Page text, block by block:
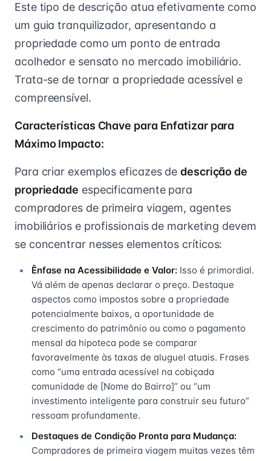
Este tipo de descrição atua efetivamente como
um guia tranquilizador, apresentando a
propriedade como um ponto de entrada
acolhedor e sensato no mercado imobiliário.
Trata-se de tornar a propriedade acessível e
compreensível.
Características Chave para Enfatizar para
Máximo Impacto:
Para criar exemplos eficazes dedescrição de
propriedade especificamente para
compradores de primeira viagem, agentes
imobiliários e profissionais de marketing devem
se concentrar nesses elementos críticos:
Ênfase na Acessibilidade e Valor: Isso é primordial.
Vá além de apenas declarar o preço. Destaque
aspectos como impostos sobre a propriedade
potencialmente baixos, a oportunidade de
crescimento do patrimônio ou como o pagamento
mensal da hipoteca pode se comparar
favoravelmente às taxas de aluguel atuais. Frases
como “uma entrada acessível na cobiçada
comunidade de [Nome do Bairro]” ou “um
investimento inteligente para construir seu futuro”
ressoam profundamente.
Destaques de Condição Pronta para Mudança:
Compradores de primeira viagem muitas vezes têm